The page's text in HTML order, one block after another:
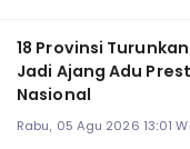
18 Provinsi
Jadi Ajang Adu
Nasional
Rabu, 05 Agu 2026 13:01